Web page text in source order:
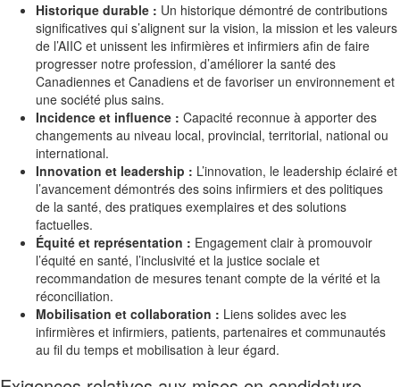
Historique durable : Un historique démontré de contributions
significatives qui s’alignent sur la vision, la mission et les valeurs
de l’AIIC et unissent les infirmières et infirmiers afin de faire
progresser notre profession, d’améliorer la santé des
Canadiennes et Canadiens et de favoriser un environnement et
une société plus sains.
Incidence et influence : Capacité reconnue à apporter des
changements au niveau local, provincial, territorial, national ou
international.
Innovation et leadership : L’innovation, le leadership éclairé et
l’avancement démontrés des soins infirmiers et des politiques
de la santé, des pratiques exemplaires et des solutions
factuelles.
Équité et représentation : Engagement clair à promouvoir
l’équité en santé, l’inclusivité et la justice sociale et
recommandation de mesures tenant compte de la vérité et la
réconciliation.
Mobilisation et collaboration : Liens solides avec les
infirmières et infirmiers, patients, partenaires et communautés
au fil du temps et mobilisation à leur égard.